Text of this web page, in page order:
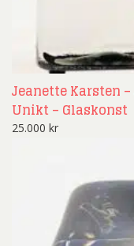
Jeanette Karsten
Unikt – Glaskonst
25.000 kr